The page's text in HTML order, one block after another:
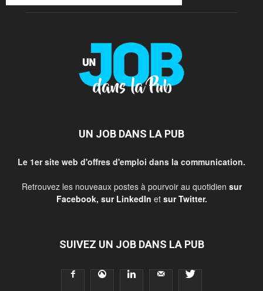
UN JOB DANS LA PUB
Le 1er site web d'offres d'emploi dans la communication.
Retrouvez les nouveaux postes à pourvoir au quotidien sur
Facebook, sur LinkedIn et sur Twitter.
SUIVEZ UN JOB DANS LA PUB